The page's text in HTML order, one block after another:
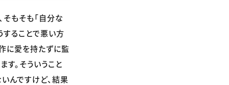
そもそも「自分な
することで悪い方
に愛を持たずに監
す。そういうこと
んですけど、結果